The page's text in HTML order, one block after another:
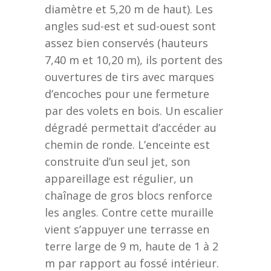
diamètre et 5,20 m de haut). Les
angles sud-est et sud-ouest sont
assez bien conservés (hauteurs
7,40 m et 10,20 m), ils portent des
ouvertures de tirs avec marques
d’encoches pour une fermeture
par des volets en bois. Un escalier
dégradé permettait d’accéder au
chemin de ronde. L’enceinte est
construite d’un seul jet, son
appareillage est régulier, un
chaînage de gros blocs renforce
les angles. Contre cette muraille
vient s’appuyer une terrasse en
terre large de 9 m, haute de 1 à 2
m par rapport au fossé intérieur.